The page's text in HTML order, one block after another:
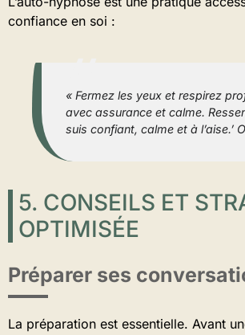
confiance en soi :
« Fermez les yeux et respirez
avec assurance et calme.
suis confiant, calme et à l’aise.’
5. CONSEILS ET
OPTIMISÉE
Préparer ses
La préparation est essentielle. Avant